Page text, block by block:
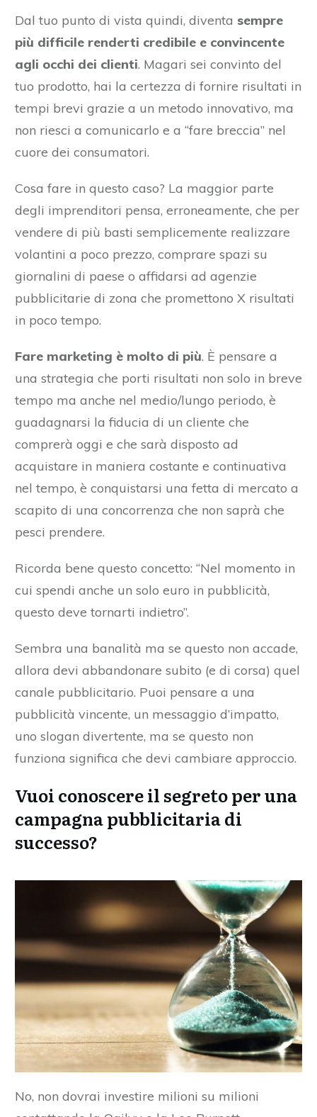
Dal tuo punto di vista quindi, diventa sempre
più difficile renderti credibile e convincente
agli occhi dei clienti. Magari sei convinto del
tuo prodotto, hai la certezza di fornire risultati in
tempi brevi grazie a un metodo innovativo, ma
non riesci a comunicarlo e a “fare breccia” nel
cuore dei consumatori.
Cosa fare in questo caso? La maggior parte
degli imprenditori pensa, erroneamente, che per
vendere di più basti semplicemente realizzare
volantini a poco prezzo, comprare spazi su
giornalini di paese o affidarsi ad agenzie
pubblicitarie di zona che promettono X risultati
in poco tempo.
Fare marketing è molto di più. È pensare a
una strategia che porti risultati non solo in breve
tempo ma anche nel medio/lungo periodo, è
guadagnarsi la fiducia di un cliente che
comprerà oggi e che sarà disposto ad
acquistare in maniera costante e continuativa
nel tempo, è conquistarsi una fetta di mercato a
scapito di una concorrenza che non saprà che
pesci prendere.
Ricorda bene questo concetto: “Nel momento in
cui spendi anche un solo euro in pubblicità,
questo deve tornarti indietro”.
Sembra una banalità ma se questo non accade,
allora devi abbandonare subito (e di corsa) quel
canale pubblicitario. Puoi pensare a una
pubblicità vincente, un messaggio d’impatto,
uno slogan divertente, ma se questo non
funziona significa che devi cambiare approccio.
Vuoi conoscere il segreto per una
campagna pubblicitaria di
successo?
No, non dovrai investire milioni su milioni